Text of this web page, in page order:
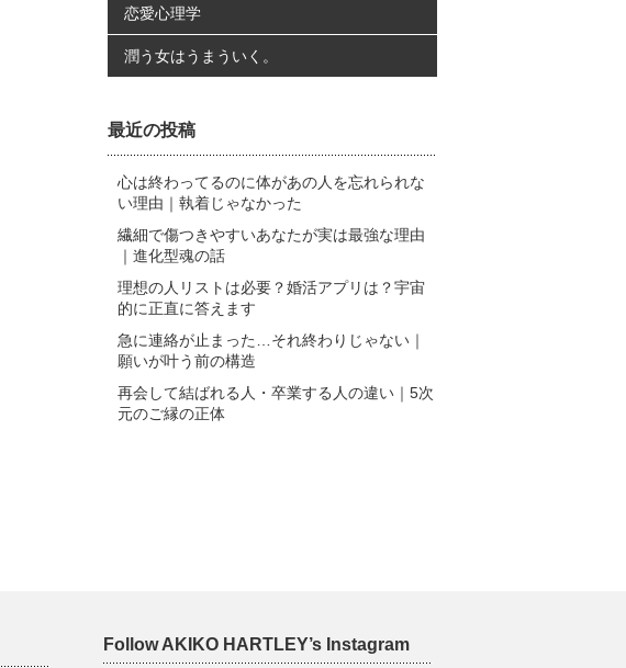
恋愛心理学
潤う女はうまういく。
最近の投稿
心は終わってるのに体があの人を忘れられな
い理由｜執着じゃなかった
繊細で傷つきやすいあなたが実は最強な理由
｜進化型魂の話
理想の人リストは必要？婚活アプリは？宇宙
的に正直に答えます
急に連絡が止まった…それ終わりじゃない｜
願いが叶う前の構造
再会して結ばれる人・卒業する人の違い｜5次
元のご縁の正体
Follow AKIKO HARTLEY’s Instagram